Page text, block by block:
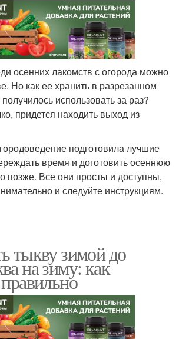
осенних лакомств с огорода можно
Но как ее хранить в разрезанном
использовать за раз?
придется находить выход из
подготовила лучшие
время и доготовить осеннюю
позже. Все они просты и доступны,
и следуйте инструкциям.
тыкву зимой до
на зиму: как